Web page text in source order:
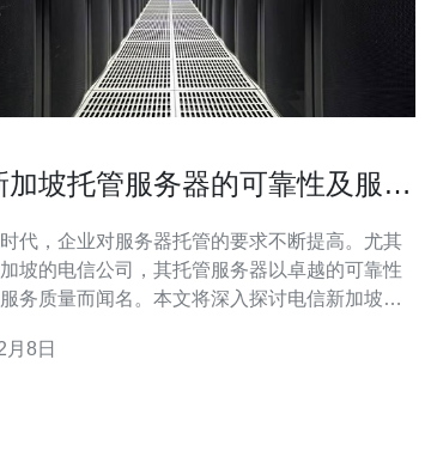
加坡托管服务器的可靠性及服务
代，企业对服务器托管的要求不断提高。尤其
坡的电信公司，其托管服务器以卓越的可靠性
务质量而闻名。本文将深入探讨电信新加坡托
坡托管服务器提供了高水平的可靠性，确保企
月8日